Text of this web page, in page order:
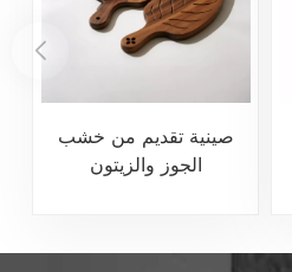
صينية تقديم من خشب
الجوز والزيتون